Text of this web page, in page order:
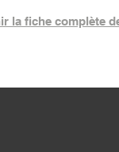
la fiche complète